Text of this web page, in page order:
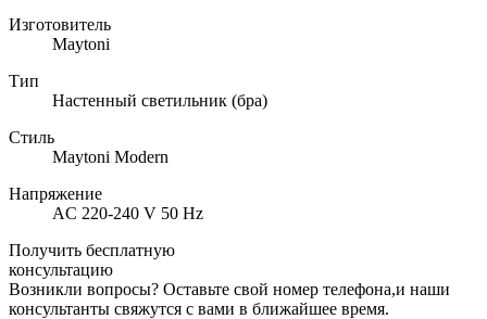
Изготовитель
Maytoni
Тип
Настенный светильник (бра)
Стиль
Maytoni Modern
Напряжение
AC 220-240 V 50 Hz
Получить бесплатную
консультацию
Возникли вопросы? Оставьте свой номер телефона,и наши
консультанты свяжутся с вами в ближайшее время.